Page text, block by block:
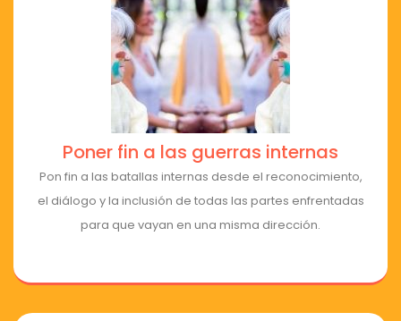
Poner fin a las guerras internas
Pon fin a las batallas internas desde el reconocimiento,
el diálogo y la inclusión de todas las partes enfrentadas
para que vayan en una misma dirección.